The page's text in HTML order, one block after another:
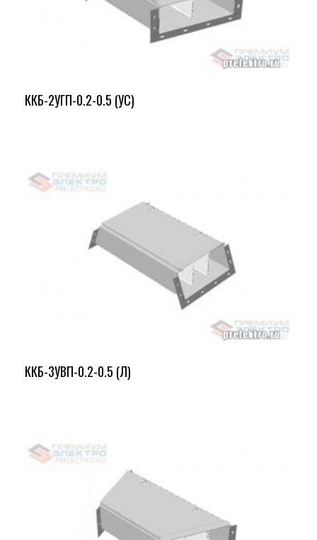
ККБ-2УГП-0.2-0.5 (УС)
ККБ-3УВП-0.2-0.5 (Л)